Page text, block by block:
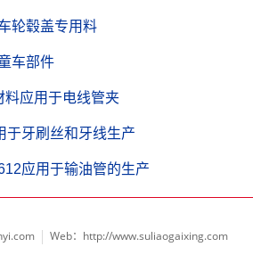
轮毂盖专用料
车部件
料应用于电线管夹
于牙刷丝和牙线生产
应用于输油管的生产
Web：http://www.suliaogaixing.com